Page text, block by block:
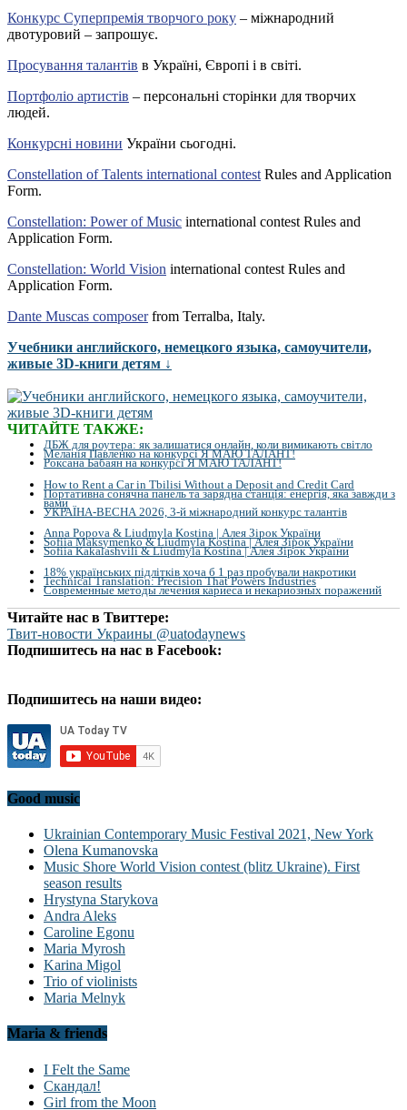
Конкурс Суперпремія творчого року – міжнародний
двотуровий – запрошує.
Просування талантів в Україні, Європі і в світі.
Портфоліо артистів – персональні сторінки для творчих
людей.
Конкурсні новини України сьогодні.
Constellation of Talents international contest Rules and Application
Form.
Constellation: Power of Music international contest Rules and
Application Form.
Constellation: World Vision international contest Rules and
Application Form.
Dante Muscas composerfrom Terralba, Italy.
Учебники английского, немецкого языка, самоучители,
живые 3D-книги детям ↓
ЧИТАЙТЕ ТАКЖЕ:
ДБЖ для роутера: як залишатися онлайн, коли вимикають світло
Меланія Павленко на конкурсі Я МАЮ ТАЛАНТ!
Роксана Бабаян на конкурсі Я МАЮ ТАЛАНТ!
How to Rent a Car in Tbilisi Without a Deposit and Credit Card
Портативна сонячна панель та зарядна станція: енергія, яка завжди з
вами
УКРАЇНА-ВЕСНА 2026, 3-й міжнародний конкурс талантів
Anna Popova & Liudmyla Kostina | Алея Зірок України
Sofiia Maksymenko & Liudmyla Kostina | Алея Зірок України
Sofiia Kakalashvili & Liudmyla Kostina | Алея Зірок України
18% українських підлітків хоча б 1 раз пробували накротики
Technical Translation: Precision That Powers Industries
Современные методы лечения кариеса и некариозных поражений
Читайте нас в Твиттере:
Твит-новости Украины @uatodaynews
Подпишитесь на нас в Facebook:
Подпишитесь на наши видео:
Good music
Ukrainian Contemporary Music Festival 2021, New York
Olena Kumanovska
Music Shore World Vision contest (blitz Ukraine). First
season results
Hrystyna Starykova
Andra Aleks
Caroline Egonu
Maria Myrosh
Karina Migol
Trio of violinists
Maria Melnyk
Maria & friends
I Felt the Same
Скандал!
Girl from the Moon